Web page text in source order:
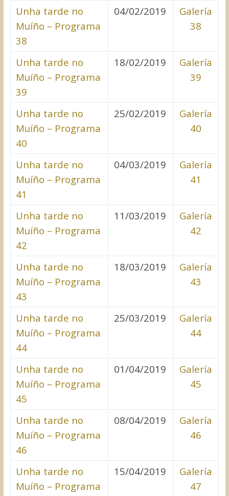
Unha tarde no
Muíño – Programa
38
04/02/2019
Galería
38
Unha tarde no
Muíño – Programa
39
18/02/2019
Galería
39
Unha tarde no
Muíño – Programa
40
25/02/2019
Galería
40
Unha tarde no
Muíño – Programa
41
04/03/2019
Galería
41
Unha tarde no
Muíño – Programa
42
11/03/2019
Galería
42
Unha tarde no
Muíño – Programa
43
18/03/2019
Galería
43
Unha tarde no
Muíño – Programa
44
25/03/2019
Galería
44
Unha tarde no
Muíño – Programa
45
01/04/2019
Galería
45
Unha tarde no
Muíño – Programa
46
08/04/2019
Galería
46
Unha tarde no
Muíño – Programa
15/04/2019
Galería
47